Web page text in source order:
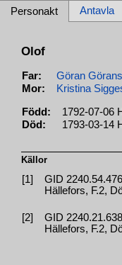
Personakt Antavla
Olof
Far:
Göran
Mor:
Kristina
Född: 1792-07-06
Död:
1793-03-14
Källor
[1]
GID
Hällefors, F.2,
[2]
GID
Hällefors, F.2,